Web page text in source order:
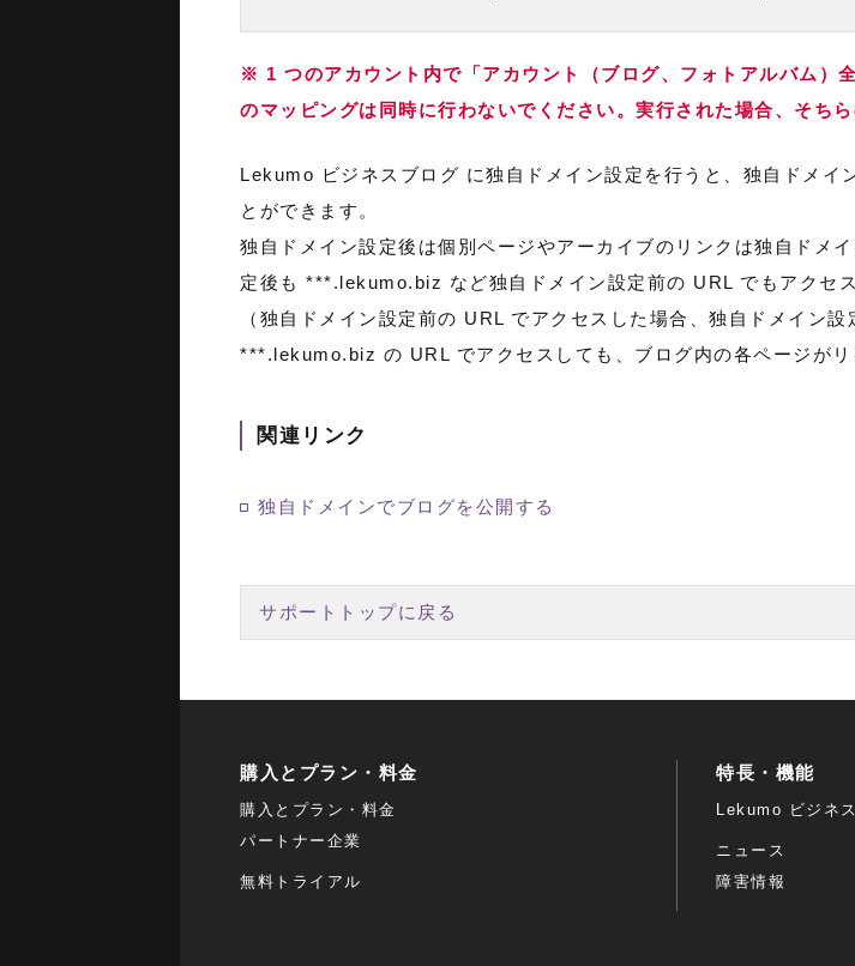
※ 1 つのアカウント内で「アカウント（ブログ、フォトアルバム）
のマッピングは同時に行わないでください。実行された場合、そち
Lekumo ビジネスブログ に独自ドメイン設定を行うと、独自ドメイ
とができます。
独自ドメイン設定後は個別ページやアーカイブのリンクは独自ドメ
定後も ***.lekumo.biz など独自ドメイン設定前の URL でもアクセス
（独自ドメイン設定前の URL でアクセスした場合、独自ドメイン
***.lekumo.biz の URL でアクセスしても、ブログ内の各ページがリ
関連リンク
独自ドメインでブログを公開する
サポートトップに戻る
購入とプラン・料金
購入とプラン・料金
パートナー企業
無料トライアル
特長・機能
Lekumo ビジネ
ニュース
障害情報